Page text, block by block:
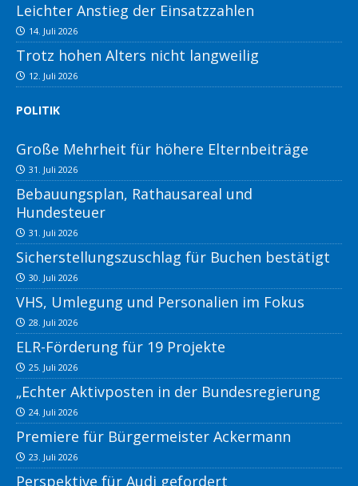
Leichter Anstieg der Einsatzzahlen
14. Juli 2026
Trotz hohen Alters nicht langweilig
12. Juli 2026
POLITIK
Große Mehrheit für höhere Elternbeiträge
31. Juli 2026
Bebauungsplan, Rathausareal und
Hundesteuer
31. Juli 2026
Sicherstellungszuschlag für Buchen bestätigt
30. Juli 2026
VHS, Umlegung und Personalien im Fokus
28. Juli 2026
ELR-Förderung für 19 Projekte
25. Juli 2026
„Echter Aktivposten in der Bundesregierung
24. Juli 2026
Premiere für Bürgermeister Ackermann
23. Juli 2026
Perspektive für Audi gefordert